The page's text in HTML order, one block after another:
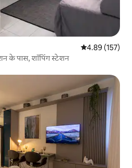
औसत रेटिंग 5 में से
4.89 (157)
के पास, शॉपिंग स्टेशन